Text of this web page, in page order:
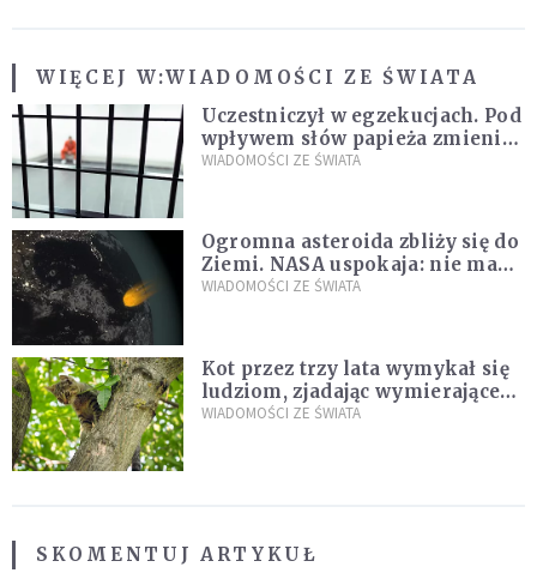
WIĘCEJ W:WIADOMOŚCI ZE ŚWIATA
Uczestniczył w egzekucjach. Pod
wpływem słów papieża zmienił
zdanie
WIADOMOŚCI ZE ŚWIATA
Ogromna asteroida zbliży się do
Ziemi. NASA uspokaja: nie ma
zagrożenia
WIADOMOŚCI ZE ŚWIATA
Kot przez trzy lata wymykał się
ludziom, zjadając wymierające
kaczki. W końcu popełnił
WIADOMOŚCI ZE ŚWIATA
SKOMENTUJ ARTYKUŁ